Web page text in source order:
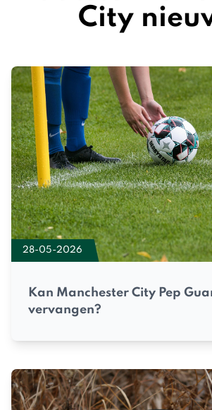
City
28-05-2026
Kan Manchester City Pep
vervangen?